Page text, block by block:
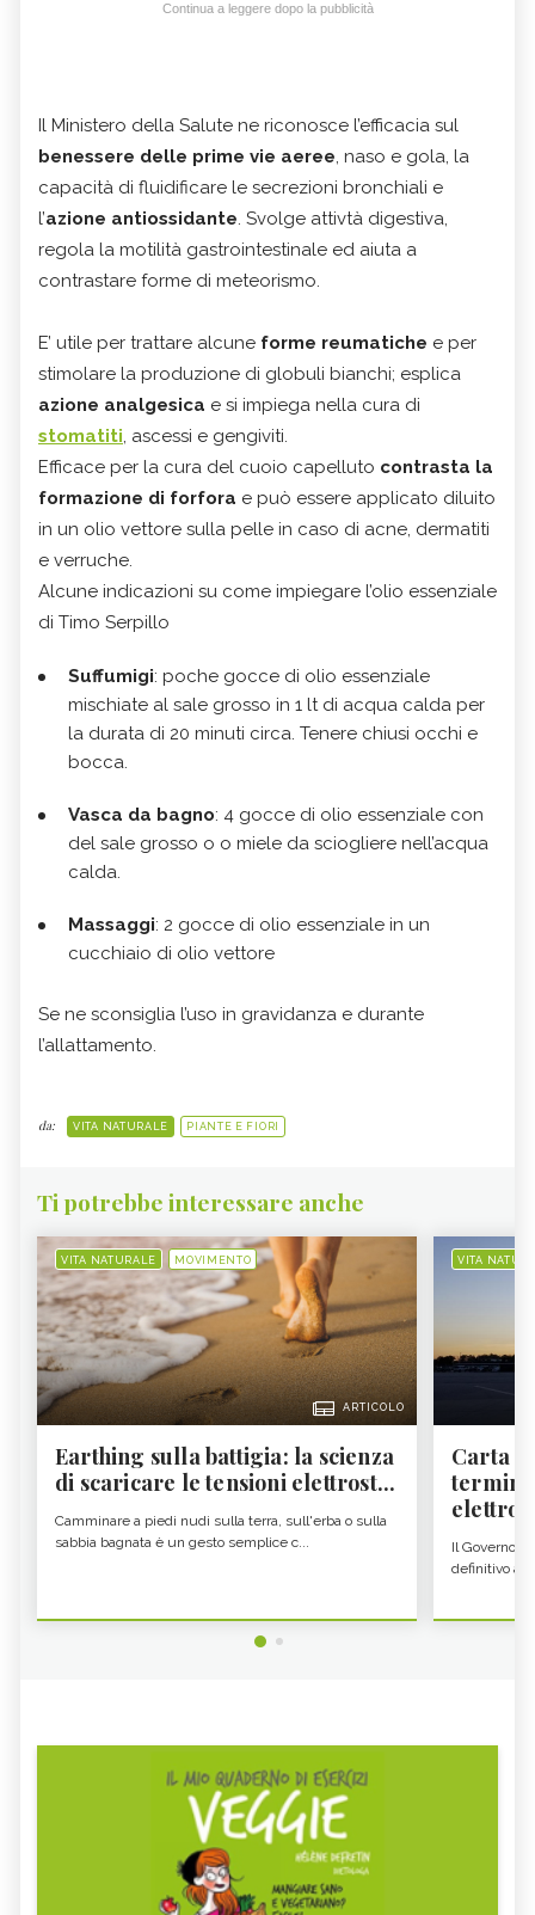
Continua a leggere dopo la pubblicità
Il Ministero della Salute ne riconosce l’efficacia sul
benessere delle prime vie aeree, naso e gola, la
capacità di fluidificare le secrezioni bronchiali e
l’azione antiossidante. Svolge attivtà digestiva,
regola la motilità gastrointestinale ed aiuta a
contrastare forme di meteorismo.
E’ utile per trattare alcune forme reumatiche e per
stimolare la produzione di globuli bianchi; esplica
azione analgesica e si impiega nella cura di
stomatiti, ascessi e gengiviti.
Efficace per la cura del cuoio capelluto contrasta la
formazione di forfora e può essere applicato diluito
in un olio vettore sulla pelle in caso di acne, dermatiti
e verruche.
Alcune indicazioni su come impiegare l’olio essenziale
di Timo Serpillo
Suffumigi: poche gocce di olio essenziale
mischiate al sale grosso in 1 lt di acqua calda per
la durata di 20 minuti circa. Tenere chiusi occhi e
bocca.
Vasca da bagno: 4 gocce di olio essenziale con
del sale grosso o o miele da sciogliere nell’acqua
calda.
Massaggi: 2 gocce di olio essenziale in un
cucchiaio di olio vettore
Se ne sconsiglia l’uso in gravidanza e durante
l’allattamento.
da: VITA NATURALE PIANTE E FIORI
Ti potrebbe interessare anche
VITA NATURALE MOVIMENTO
ARTICOLO
Earthing sulla battigia: la scienza
di scaricare le tensioni elettrost...
Camminare a piedi nudi sulla terra, sull'erba o sulla
sabbia bagnata è un gesto semplice c...
VITA
Carta
Il Governo
definitivo